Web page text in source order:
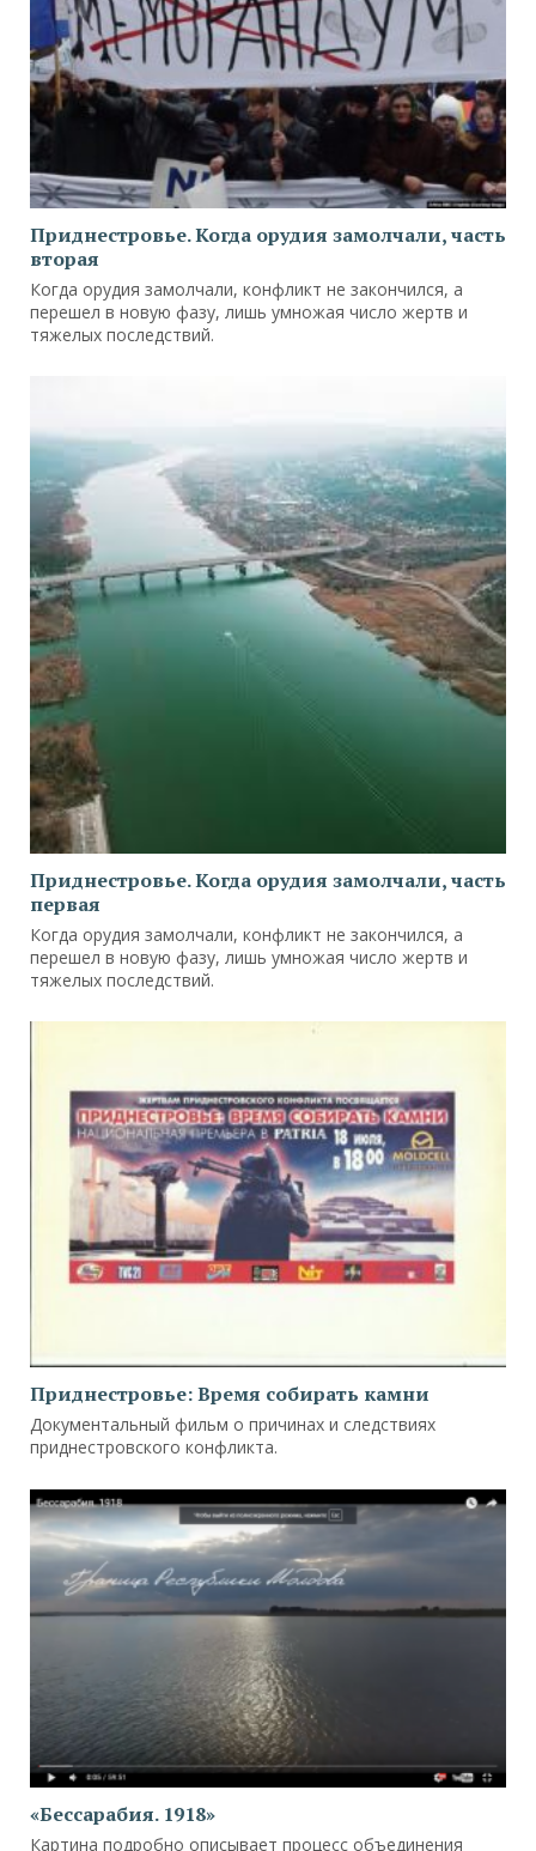
Приднестровье. Когда орудия замолчали, часть
вторая
Когда орудия замолчали, конфликт не закончился, а
перешел в новую фазу, лишь умножая число жертв и
тяжелых последствий.
Приднестровье. Когда орудия замолчали, часть
первая
Когда орудия замолчали, конфликт не закончился, а
перешел в новую фазу, лишь умножая число жертв и
тяжелых последствий.
Приднестровье: Время собирать камни
Документальный фильм о причинах и следствиях
приднестровского конфликта.
«Бессарабия. 1918»
Картина подробно описывает процесс объединения